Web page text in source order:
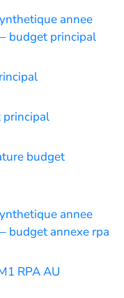
annee
budget principal
principal
budget
annee
budget annexe rpa
RPA AU